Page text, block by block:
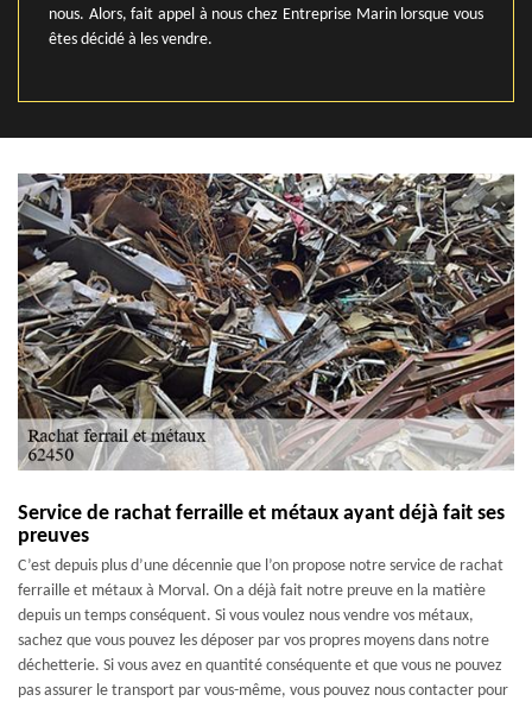
nous. Alors, fait appel à nous chez Entreprise Marin lorsque vous
êtes décidé à les vendre.
Service de rachat ferraille et métaux ayant déjà fait ses
preuves
C’est depuis plus d’une décennie que l’on propose notre service de rachat
ferraille et métaux à Morval. On a déjà fait notre preuve en la matière
depuis un temps conséquent. Si vous voulez nous vendre vos métaux,
sachez que vous pouvez les déposer par vos propres moyens dans notre
déchetterie. Si vous avez en quantité conséquente et que vous ne pouvez
pas assurer le transport par vous-même, vous pouvez nous contacter pour